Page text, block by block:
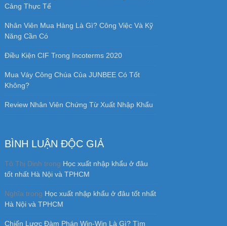
Cảng Thực Tế
Nhân Viên Mua Hàng Là Gì? Công Việc Và Kỹ
Năng Cần Có
Điều Kiện CIF Trong Incoterms 2020
Mua Váy Công Chúa Của JUNBEE Có Tốt
Không?
Review Nhân Viên Chứng Từ Xuất Nhập Khẩu
BÌNH LUẬN ĐỘC GIẢ
Tô Thị Dinh trong Học xuất nhập khẩu ở đâu
tốt nhất Hà Nội và TPHCM
Nghĩa trong Học xuất nhập khẩu ở đâu tốt nhất
Hà Nội và TPHCM
Chiến Lược Đàm Phán Win-Win Là Gì? Tìm